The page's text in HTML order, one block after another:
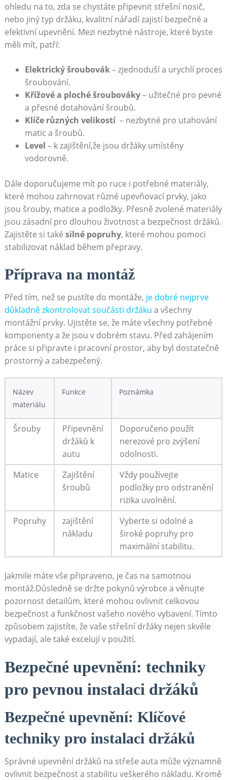
ohledu na to, zda‍ se chystáte připevnit střešní nosič,⁣
nebo ⁤jiný ⁣typ držáku, kvalitní nářadí zajistí bezpečné a
efektivní upevnění. Mezi nezbytné nástroje, které byste
měli mít, patří:
Elektrický šroubovák– zjednoduší a urychlí proces
šroubování.
Křížové a ploché‍ šroubováky– užitečné pro pevné
a přesné dotahování šroubů.
Klíče různých velikostí‌ – nezbytné pro utahování
matic a šroubů.
Level – k zajištění,že jsou držáky ⁤umístěny
vodorovně.
Dále doporučujeme ‍mít po ruce i‌ potřebné materiály,
které mohou zahrnovat různé upevňovací prvky, jako
jsou šrouby, matice a ‍podložky. Přesně zvolené materiály
jsou zásadní pro dlouhou životnost a bezpečnost držáků.
Zajistěte ‌si také silné popruhy, které⁤ mohou pomoci
stabilizovat ⁣náklad během ‍přepravy.
Příprava na montáž
Před tím, než se pustíte do montáže, je dobré nejprve
důkladně zkontrolovat ​součásti držáku a všechny
montážní prvky.⁣ Ujistěte​ se, že máte všechny potřebné
komponenty a‍ že jsou v dobrém stavu. Před zahájením
práce si připravte i pracovní‌ prostor, aby byl dostatečně
prostorný‌ a zabezpečený.
Název
materiálu
Funkce Poznámka
Šrouby
Připevnění
držáků k
autu
Doporučeno použít
nerezové pro zvýšení
odolnosti.
Matice
Zajištění ​
šroubů
Vždy používejte
⁢podložky⁤ pro odstranění
rizika uvolnění.
Popruhy
zajištění
nákladu
Vyberte si ‍odolné a
široké popruhy pro
maximální stabilitu.
Jakmile máte vše připraveno, je čas na samotnou
⁢montáž.Důsledně se držte ⁢pokynů výrobce⁢ a‌ věnujte
pozornost detailům, které mohou ovlivnit celkovou
bezpečnost a funkčnost vašeho nového vybavení. Tímto
způsobem zajistíte, že vaše střešní držáky nejen skvěle
vypadají,⁣ ale také excelují v použití.
Bezpečné upevnění: techniky
pro pevnou‌ instalaci držáků
Bezpečné upevnění: Klíčové
techniky pro instalaci⁤ držáků
Správné upevnění držáků na střeše auta ⁤může významně
ovlivnit bezpečnost a stabilitu veškerého nákladu. Kromě